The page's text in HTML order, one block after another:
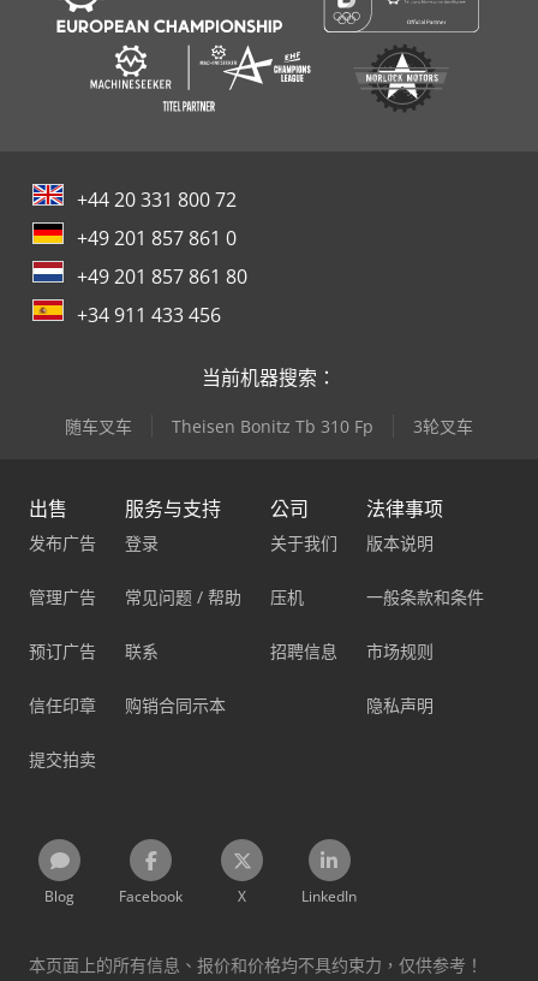
+44 20 331 800 72
+49 201 857 861 0
+49 201 857 861 80
+34 911 433 456
当前机器搜索：
随车叉车 Theisen Bonitz Tb 310 Fp 3轮叉车
出售
发布广告
管理广告
预订广告
信任印章
提交拍卖
服务与支持
登录
常见问题 / 帮助
联系
购销合同示本
公司
关于我们
压机
招聘信息
法律事项
版本说明
一般条款和条件
市场规则
隐私声明
Blog Facebook X LinkedIn
本页面上的所有信息、报价和价格均不具约束力，仅供参考！